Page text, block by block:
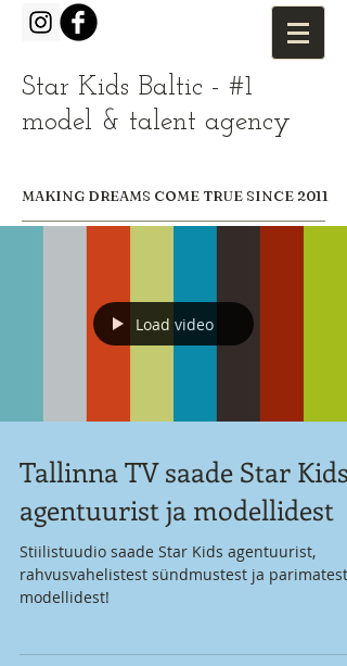
Star Kids Baltic - #1
model & talent agency
MAKING DREAMS COME TRUE SINCE 2011
Load video
Tallinna TV saade Star Kids
agentuurist ja modellidest
Stiilistuudio saade Star Kids agentuurist,
rahvusvahelistest sündmustest ja parimatest
modellidest!